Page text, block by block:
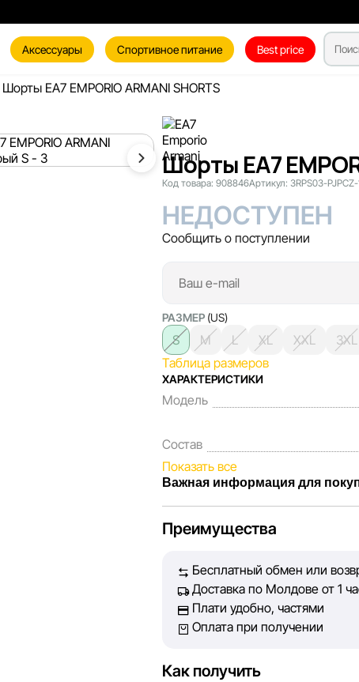
Аксессуары Спортивное питание Best price
Шорты EA7 EMPORIO ARMANI SHORTS
Шорты EA7
Код товара: 908846Артикул: 3RPS03-
НЕДОСТУПЕН
Сообщить о поступлении
РАЗМЕР (US)
S M L XL XXL
3XL
Таблица размеров
ХАРАКТЕРИСТИКИ
Модель
Состав
Показать все
Важная информация для
Каждый день мы работаем над
Наша цель — обеспечить вас
принять лучшее решение о
Однако, несмотря на
технических ошибок или сбоев.
Преимущества
Бесплатный обмен или
Доставка по Молдове от 1
Плати удобно, частями
Оплата при получении
Как получить